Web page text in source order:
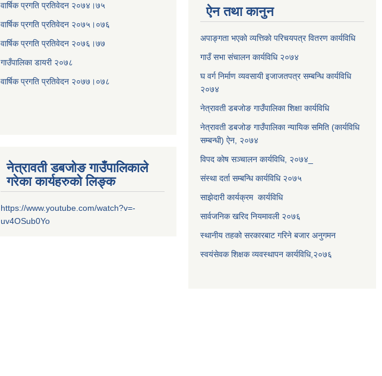
वार्षिक प्रगति प्रतिवेदन २०७४।७५
वार्षिक प्रगति प्रतिवेदन २०७५।०७६
वार्षिक प्रगति प्रतिवेदन २०७६।७७
गाउँपालिका डायरी २०७८
वार्षिक प्रगति प्रतिवेदन २०७७।०७८
नेत्रावती डबजोङ गाउँपालिकाले
गरेका कार्यहरुको लिङ्क
https://www.youtube.com/watch?v=-
uv4OSub0Yo
ऐन तथा कानुन
अपाङ्गता भएकाे व्यत्तिकाे परिचयपत्र वितरण कार्यविधि
गाउँ सभा संचालन कार्यविधि २०७४
घ वर्ग निर्माण व्यवसायी इजाजतपत्र सम्बन्धि कार्यविधि
२०७४
नेत्रावती डबजाेङ गाउँपालिका शिक्षा कार्यविधि
नेत्रावती डबजोङ गाउँपालिका न्यायिक समिति (कार्यविधि
सम्बन्धी) ऐन, २०७४
विपद काेष सञ्चालन कार्यविधि, २०७४_
संस्था दर्ता सम्बन्धि कार्यविधि २०७५
साझेदारी कार्यक्रम कार्यविधि
सार्वजनिक खरिद नियमावली २०७६
स्थानीय तहको सरकारबाट गरिने बजार अनुगमन
स्वयंसेवक शिक्षक व्यवस्थापन कार्यविधि,२०७६